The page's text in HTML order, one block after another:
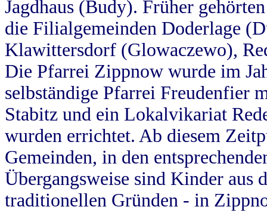
Jagdhaus (Budy). Früher
die Filialgemeinden Doderlage
Klawittersdorf (Glowaczewo),
Die Pfarrei Zippnow wurde im
selbständige Pfarrei Freudenfier
Stabitz und ein Lokalvikariat
wurden errichtet. Ab diesem
Gemeinden, in den
Übergangsweise sind Kinder aus
traditionellen Gründen - in